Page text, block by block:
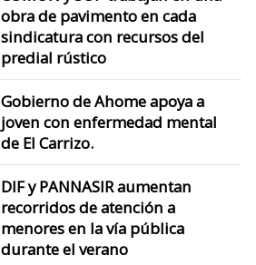
obra de pavimento en cada
sindicatura con recursos del
predial rústico
Gobierno de Ahome apoya a
joven con enfermedad mental
de El Carrizo.
DIF y PANNASIR aumentan
recorridos de atención a
menores en la vía pública
durante el verano